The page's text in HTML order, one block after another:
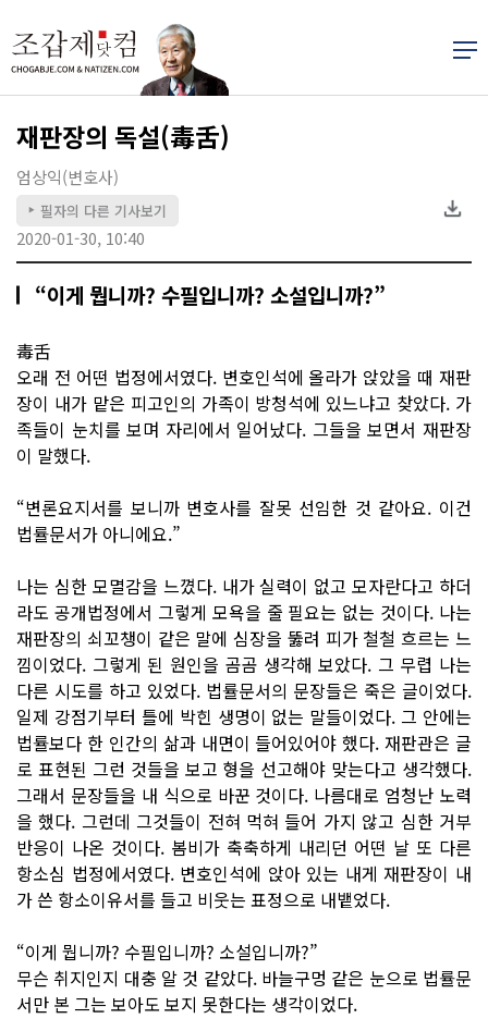
재판장의 독설(毒舌)
엄상익(변호사)
▶ 필자의 다른 기사보기
2020-01-30, 10:40
“이게 뭡니까? 수필입니까? 소설입니까?”
毒舌
오래 전 어떤 법정에서였다. 변호인석에 올라가 앉았을 때 재판
장이 내가 맡은 피고인의 가족이 방청석에 있느냐고 찾았다. 가
족들이 눈치를 보며 자리에서 일어났다. 그들을 보면서 재판장
이 말했다.
“변론요지서를 보니까 변호사를 잘못 선임한 것 같아요. 이건
법률문서가 아니에요.”
나는 심한 모멸감을 느꼈다. 내가 실력이 없고 모자란다고 하더
라도 공개법정에서 그렇게 모욕을 줄 필요는 없는 것이다. 나는
재판장의 쇠꼬챙이 같은 말에 심장을 뚫려 피가 철철 흐르는 느
낌이었다. 그렇게 된 원인을 곰곰 생각해 보았다. 그 무렵 나는
다른 시도를 하고 있었다. 법률문서의 문장들은 죽은 글이었다.
일제 강점기부터 틀에 박힌 생명이 없는 말들이었다. 그 안에는
법률보다 한 인간의 삶과 내면이 들어있어야 했다. 재판관은 글
로 표현된 그런 것들을 보고 형을 선고해야 맞는다고 생각했다.
그래서 문장들을 내 식으로 바꾼 것이다. 나름대로 엄청난 노력
을 했다. 그런데 그것들이 전혀 먹혀 들어 가지 않고 심한 거부
반응이 나온 것이다. 봄비가 축축하게 내리던 어떤 날 또 다른
항소심 법정에서였다. 변호인석에 앉아 있는 내게 재판장이 내
가 쓴 항소이유서를 들고 비웃는 표정으로 내뱉었다.
“이게 뭡니까? 수필입니까? 소설입니까?”
무슨 취지인지 대충 알 것 같았다. 바늘구멍 같은 눈으로 법률문
서만 본 그는 보아도 보지 못한다는 생각이었다.